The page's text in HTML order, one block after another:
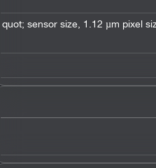
1/2.6&quot; sensor size, 1.12 µm